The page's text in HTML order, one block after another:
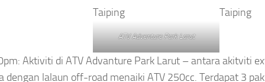
ATV Adventure Park Larut
Aktiviti di ATV Advanture Park Larut – antara akitviti
dengan lalaun off-road menaiki ATV 250cc. Terdapat 3